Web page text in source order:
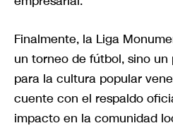
Finalmente, la Liga
un torneo de fútbol, sino
para la cultura popular
cuente con el respaldo
impacto en la comunidad